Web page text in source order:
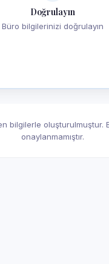
Doğrulayın
Büro bilgilerinizi doğrulayın
bilgilerle
onaylanmamıştır.